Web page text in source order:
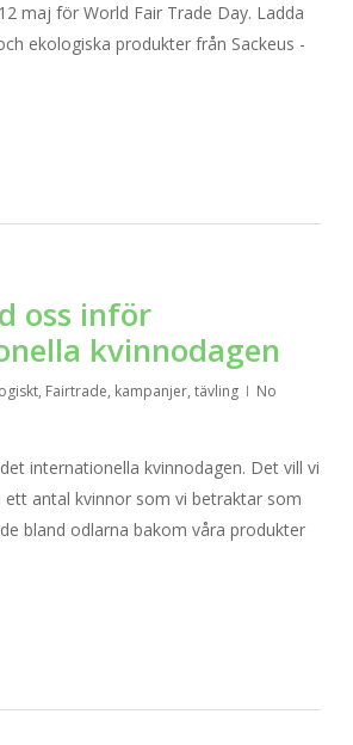
maj för World Fair Trade Day. Ladda
ekologiska produkter från Sackeus -
oss inför
kvinnodagen
, Fairtrade, kampanjer, tävling
No
internationella kvinnodagen. Det vill vi
antal kvinnor som vi betraktar som
bland odlarna bakom våra produkter